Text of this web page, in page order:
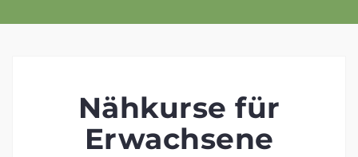
Nähkurse für
Erwachsene